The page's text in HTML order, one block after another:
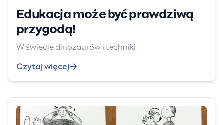
Edukacja może być prawdziwą
przygodą!
W świecie dinozaurów i techniki
Czytaj więcej